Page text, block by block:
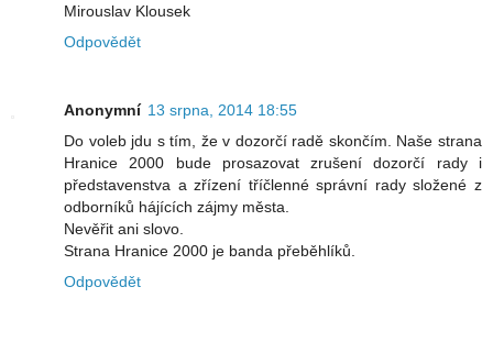
Mirouslav Klousek
Odpovědět
Anonymní 13 srpna, 2014 18:55
Do voleb jdu s tím, že v dozorčí radě skončím. Naše strana
Hranice 2000 bude prosazovat zrušení dozorčí rady i
představenstva a zřízení tříčlenné správní rady složené z
odborníků hájících zájmy města.
Nevěřit ani slovo.
Strana Hranice 2000 je banda přeběhlíků.
Odpovědět